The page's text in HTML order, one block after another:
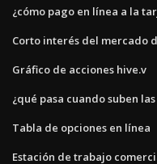
¿cómo pago en línea a la
Corto interés del mercado
Gráfico de acciones hive.v
¿qué pasa cuando suben
Tabla de opciones en línea
Estación de trabajo